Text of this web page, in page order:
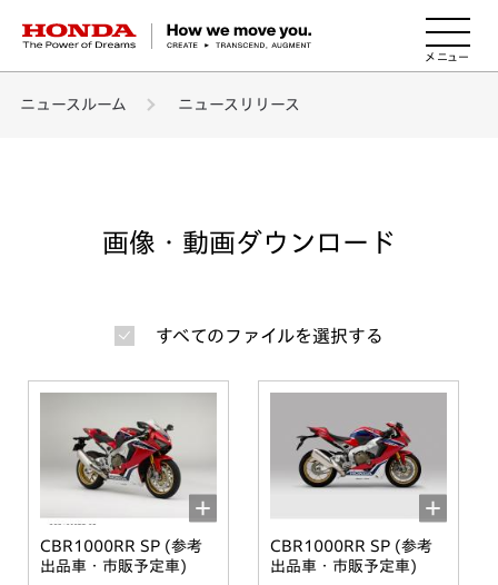
HONDA The Power of Dreams
ニュースルーム ニュースリリース
画像・動画ダウンロード
すべてのファイルを選択する
CBR1000RR SP (参考
出品車・市販予定車)
CBR1000RR SP (参考
出品車・市販予定車)